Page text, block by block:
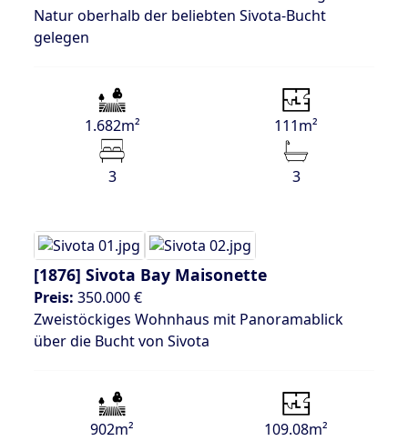
Natur oberhalb der beliebten Sivota-Bucht
gelegen
1.682m² 111m²
3 3
[1876] Sivota Bay Maisonette
Preis: 350.000 €
Zweistöckiges Wohnhaus mit Panoramablick
über die Bucht von Sivota
902m² 109.08m²